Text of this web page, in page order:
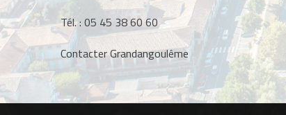
Tél. :05 45 38 60 60
Contacter Grandangoulême